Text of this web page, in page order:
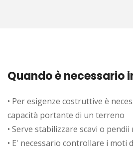
Quando è necessario
• Per esigenze costruttive è
capacità portante di un terreno
• Serve stabilizzare scavi o
• E' necessario controllare i moti